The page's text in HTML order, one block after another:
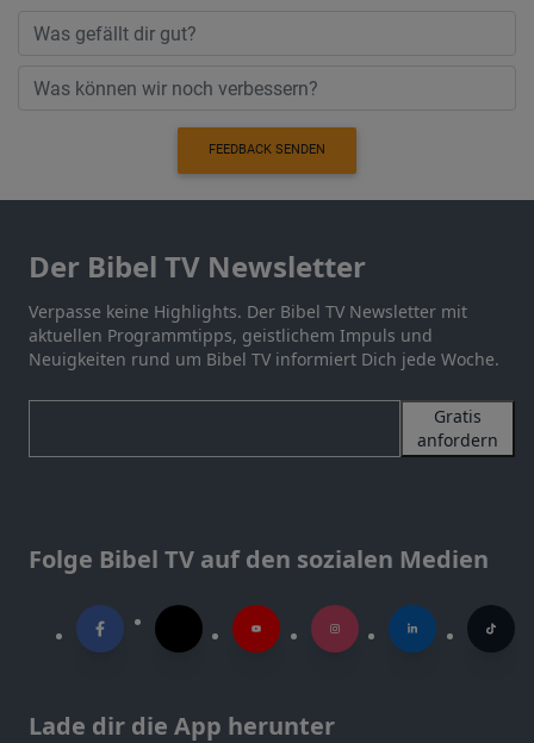
FEEDBACK SENDEN
Der Bibel TV Newsletter
Verpasse keine Highlights. Der Bibel TV Newsletter mit
aktuellen Programmtipps, geistlichem Impuls und
Neuigkeiten rund um Bibel TV informiert Dich jede Woche.
Gratis
anfordern
Folge Bibel TV auf den sozialen Medien
Lade dir die App herunter